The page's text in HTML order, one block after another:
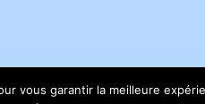
vous garantir la meilleure